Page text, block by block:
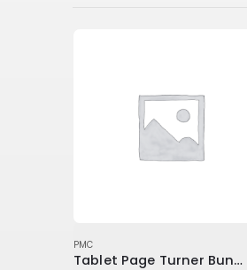
PMC
Tablet Page Turner Bundle